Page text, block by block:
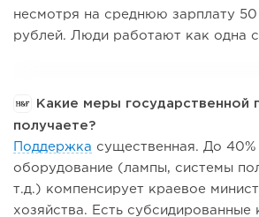
несмотря на среднюю зарплату
рублей. Люди работают как одна
Какие меры государственной
получаете?
Поддержка существенная. До 40%
оборудование (лампы, системы
т.д.) компенсирует краевое
хозяйства. Есть субсидированные